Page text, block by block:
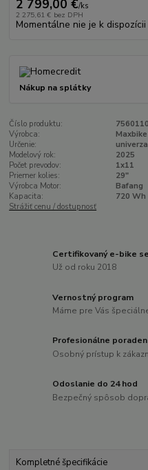
2 799,00 €/ks
2 275,61 € bez DPH
Momentálne nie je k dispozícii
Nákup na splátky
Číslo produktu:
Výrobca:
Maxbike
Určenie:
Modelový rok:
2025
Počet prevodov:
1x11
Priemer kolies:
29"
Výrobca Motor:
Bafang
Kapacita:
720 Wh
Strážiť cenu / dostupnosť
Certifikovaný e-bike
Už od roku 2018
Vernostný program
Máme pre Vás
Profesionálne
Osobný prístup k
Odoslanie do 24 hod
Bezpečný spôsob
Kompletné špecifikácie